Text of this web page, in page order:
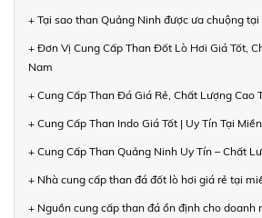
+ Tại sao than Quảng Ninh được ưa chuộng tại
+ Đơn Vị Cung Cấp Than Đốt Lò Hơi Giá Tốt,
Nam
+ Cung Cấp Than Đá Giá Rẻ, Chất Lượng Cao
+ Cung Cấp Than Indo Giá Tốt | Uy Tín Tại
+ Cung Cấp Than Quảng Ninh Uy Tín – Chất
+ Nhà cung cấp than đá đốt lò hơi giá rẻ tại
+ Nguồn cung cấp than đá ổn định cho doanh